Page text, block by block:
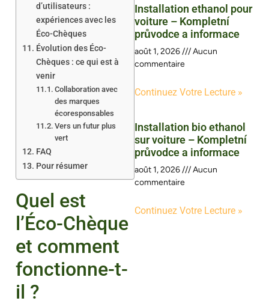
d’utilisateurs :
expériences avec les
Éco-Chèques
Évolution des Éco-
Chèques : ce qui est à
venir
Collaboration avec
des marques
écoresponsables
Vers un futur plus
vert
FAQ
Pour résumer
Quel est
l’Éco-Chèque
et comment
fonctionne-t-
il ?
Installation ethanol pour
voiture – Kompletní
průvodce a informace
août 1, 2026
Aucun
commentaire
Continuez Votre Lecture »
Installation bio ethanol
sur voiture – Kompletní
průvodce a informace
août 1, 2026
Aucun
commentaire
Continuez Votre Lecture »